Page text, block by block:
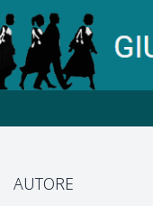
AUTORE